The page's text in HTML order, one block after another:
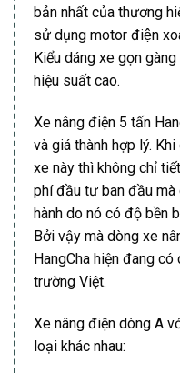
bản nhất của thương
sử dụng motor điện
Kiểu dáng xe gọn
hiệu suất cao.
Xe nâng điện 5 tấn
và giá thành hợp lý.
xe này thì không chỉ
phí đầu tư ban đầu
hành do nó có độ bền
Bởi vậy mà dòng xe
HangCha hiện đang
trường Việt.
Xe nâng điện dòng A
loại khác nhau: